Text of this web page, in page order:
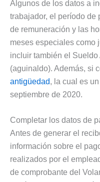
Algunos de los datos a
trabajador, el período de
de remuneración y las
meses especiales como
incluir también el
(aguinaldo). Además, si
antigüedad, la cual es
septiembre de 2020.
Completar los datos de
Antes de generar el
información sobre el
realizados por el
de comprobante del